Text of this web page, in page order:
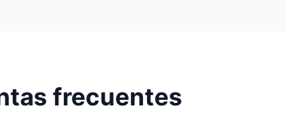
frecuentes